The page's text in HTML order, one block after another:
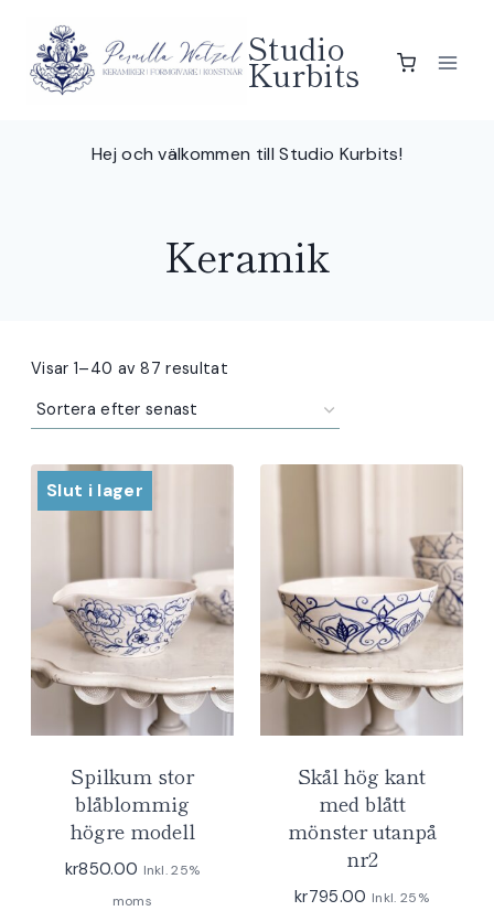
content
Studio
Kurbits
Hej och välkommen till Studio Kurbits!
Keramik
Visar 1–40 av 87 resultat
senaste
Slut i lager
Spilkum stor
blåblommig
högre modell
kr850.00 Inkl. 25%
moms
Skål hög kant
med blått
mönster utanpå
nr2
kr795.00 Inkl. 25%